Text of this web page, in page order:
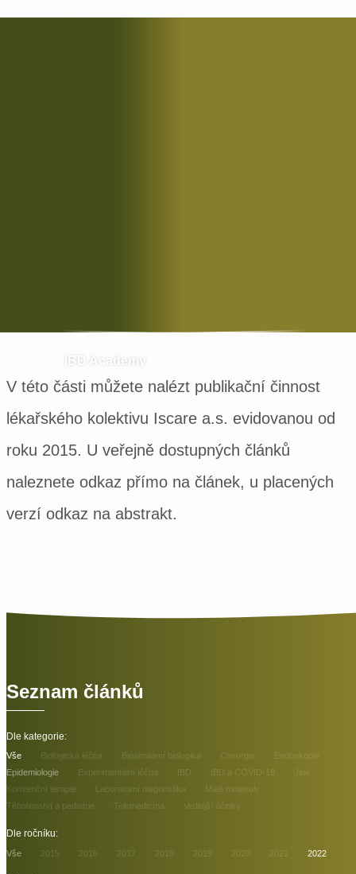
IBD Academy
V této části můžete nalézt publikační činnost
lékařského kolektivu Iscare a.s. evidovanou od
roku 2015. U veřejně dostupných článků
naleznete odkaz přímo na článek, u placených
verzí odkaz na abstrakt.
Seznam článků
Dle kategorie:
Vše Biologická léčba Biosimilární biologika Chirurgie
Endoskopie
Epidemiologie
Experimentální léčba IBD IBD a COVID-19
Jiné
Konvenční terapie
Laboratorní diagnostika
Malé molekuly
Těhotenství a pediatrie
Telemedicína Vedlejší účinky
Dle ročníku:
Vše 2015 2016 2017 2018 2019 2020 2021 2022